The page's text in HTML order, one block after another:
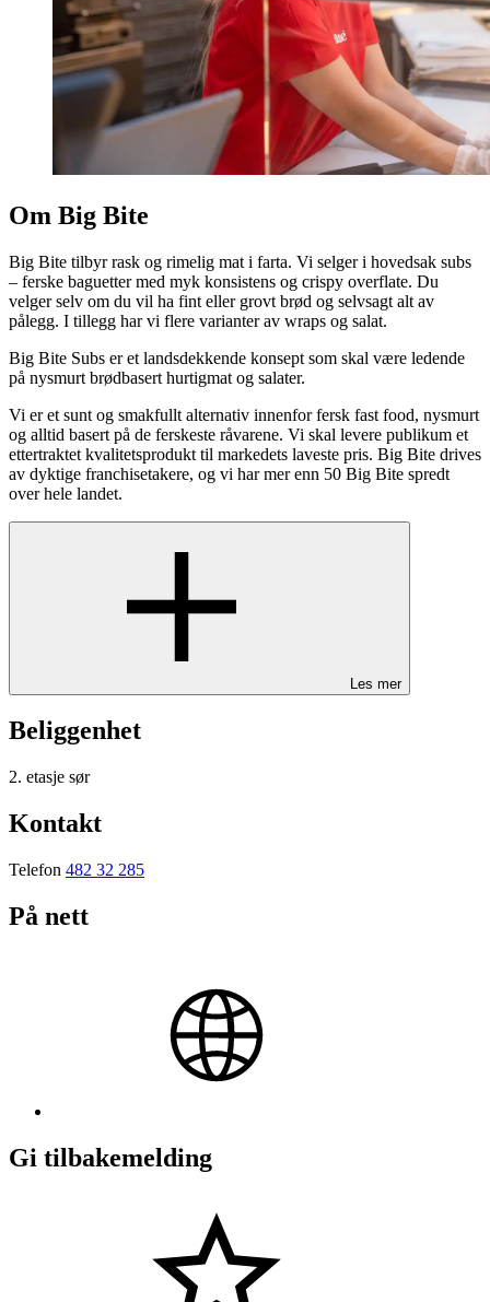
Om Big Bite
Big Bite tilbyr rask og rimelig mat i farta. Vi selger i hovedsak subs
– ferske baguetter med myk konsistens og crispy overflate. Du
velger selv om du vil ha fint eller grovt brød og selvsagt alt av
pålegg. I tillegg har vi flere varianter av wraps og salat.
Big Bite Subs er et landsdekkende konsept som skal være ledende
på nysmurt brødbasert hurtigmat og salater.
Vi er et sunt og smakfullt alternativ innenfor fersk fast food, nysmurt
og alltid basert på de ferskeste råvarene. Vi skal levere publikum et
ettertraktet kvalitetsprodukt til markedets laveste pris. Big Bite drives
av dyktige franchisetakere, og vi har mer enn 50 Big Bite spredt
over hele landet.
Les mer
Beliggenhet
2. etasje sør
Kontakt
Telefon 482 32 285
På nett
Gi tilbakemelding